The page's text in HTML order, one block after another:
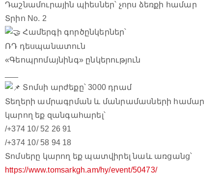
Դաշնամուրային պիեսներ՝ չորս ձեռքի համար
Տրիո No. 2
Համերգի գործընկերներ՝
ՌԴ դեսպանատուն
«Գեոպրոմայնինգ» ընկերություն
Տոմսի արժեքը՝ 3000 դրամ
Տեղերի ամրագրման և մանրամասների համար
կարող եք զանգահարել՝
/+374 10/ 52 26 91
/+374 10/ 58 94 18
Տոմսերը կարող եք պատվիրել նաև առցանց՝
https://www.tomsarkgh.am/hy/event/50473/